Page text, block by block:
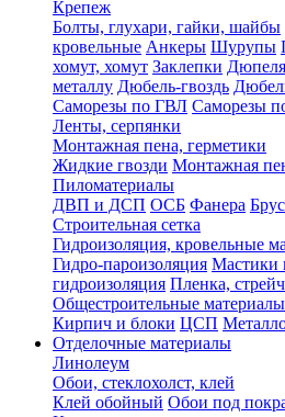
Крепеж
Болты, глухари, гайки, шайбы
кровельные Анкеры Шурупы
хомут, хомут Заклепки Дюпеля
металлу Дюбель-гвоздь
Саморезы по ГВЛ Саморезы
Ленты, серпянки
Монтажная пена, герметики
Жидкие гвозди Монтажная
Пиломатериалы
ДВП и ДСП ОСБ Фанера Брус
Строительная сетка
Гидроизоляция, кровельные
Гидро-пароизоляция Мастики
гидроизоляция Пленка, стрейч
Общестроительные материалы
Кирпич и блоки ЦСП
Отделочные материалы
Линолеум
Обои, стеклохолст, клей
Клей обойный Обои под